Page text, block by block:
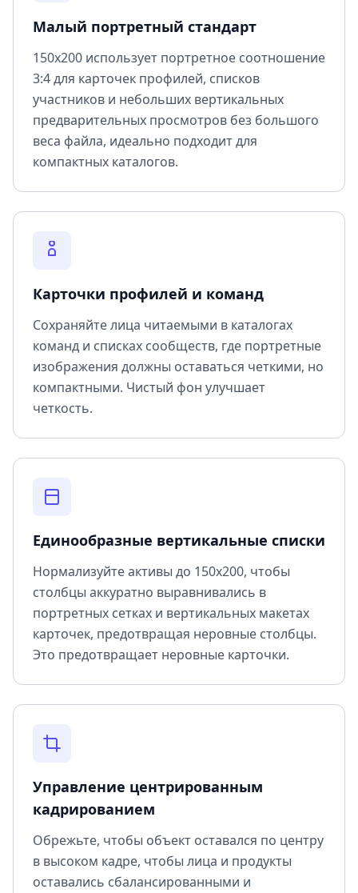
Малый портретный стандарт
150x200 использует портретное соотношение
3:4 для карточек профилей, списков
участников и небольших вертикальных
предварительных просмотров без большого
веса файла, идеально подходит для
компактных каталогов.
Карточки профилей и команд
Сохраняйте лица читаемыми в каталогах
команд и списках сообществ, где портретные
изображения должны оставаться четкими, но
компактными. Чистый фон улучшает
четкость.
Единообразные вертикальные списки
Нормализуйте активы до 150x200, чтобы
столбцы аккуратно выравнивались в
портретных сетках и вертикальных макетах
карточек, предотвращая неровные столбцы.
Это предотвращает неровные карточки.
Управление центрированным
кадрированием
Обрежьте, чтобы объект оставался по центру
в высоком кадре, чтобы лица и продукты
оставались сбалансированными и